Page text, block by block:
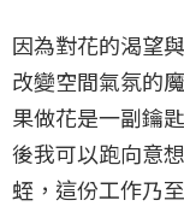
因為對花的渴望
改變空間氣氛的
果做花是一副鑰
後我可以跑向意
蛭，這份工作乃